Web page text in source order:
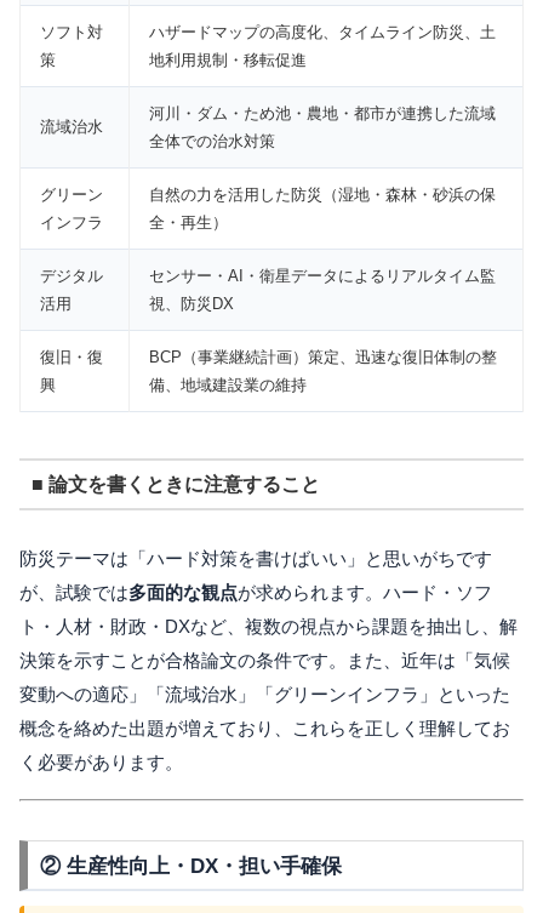
ソフト対
策
ハザードマップの高度化、タイムライン防災、土
地利用規制・移転促進
流域治水
河川・ダム・ため池・農地・都市が連携した流域
全体での治水対策
グリーン
インフラ
自然の力を活用した防災（湿地・森林・砂浜の保
全・再生）
デジタル
活用
センサー・AI・衛星データによるリアルタイム監
視、防災DX
復旧・復
興
BCP（事業継続計画）策定、迅速な復旧体制の整
備、地域建設業の維持
■ 論文を書くときに注意すること
防災テーマは「ハード対策を書けばいい」と思いがちです
が、試験では多面的な観点が求められます。ハード・ソフ
ト・人材・財政・DXなど、複数の視点から課題を抽出し、解
決策を示すことが合格論文の条件です。また、近年は「気候
変動への適応」「流域治水」「グリーンインフラ」といった
概念を絡めた出題が増えており、これらを正しく理解してお
く必要があります。
② 生産性向上・DX・担い手確保